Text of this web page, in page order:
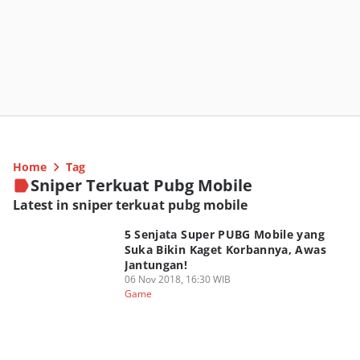
Home Tag
Sniper Terkuat Pubg Mobile
Latest in sniper terkuat pubg mobile
5 Senjata Super PUBG Mobile yang
Suka Bikin Kaget Korbannya, Awas
Jantungan!
06 Nov 2018, 16:30 WIB
Game